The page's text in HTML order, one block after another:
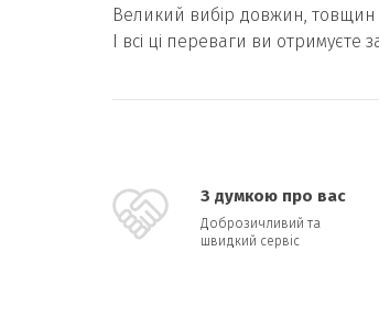
Великий вибір довжин, товщин
І всі ці переваги ви
З думкою про вас
Доброзичливий та
швидкий сервіс